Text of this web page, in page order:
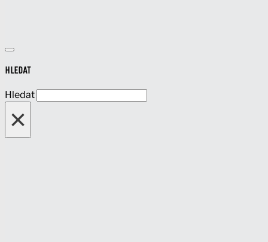
HLEDAT
Hledat
×